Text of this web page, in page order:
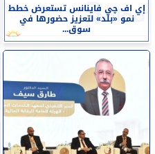
إي اف چي فاينانس تستعرض خطط
نمو «بلد» لتعزيز حضورها في
سوق...